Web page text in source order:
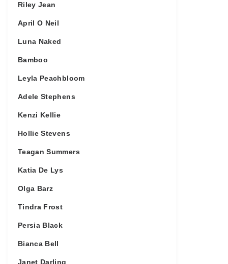
Riley Jean
April O Neil
Luna Naked
Bamboo
Leyla Peachbloom
Adele Stephens
Kenzi Kellie
Hollie Stevens
Teagan Summers
Katia De Lys
Olga Barz
Tindra Frost
Persia Black
Bianca Bell
Janet Darling